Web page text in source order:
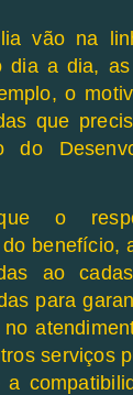
vão na
dia a dia,
o
que
o
benefício,
ao
para
serviços